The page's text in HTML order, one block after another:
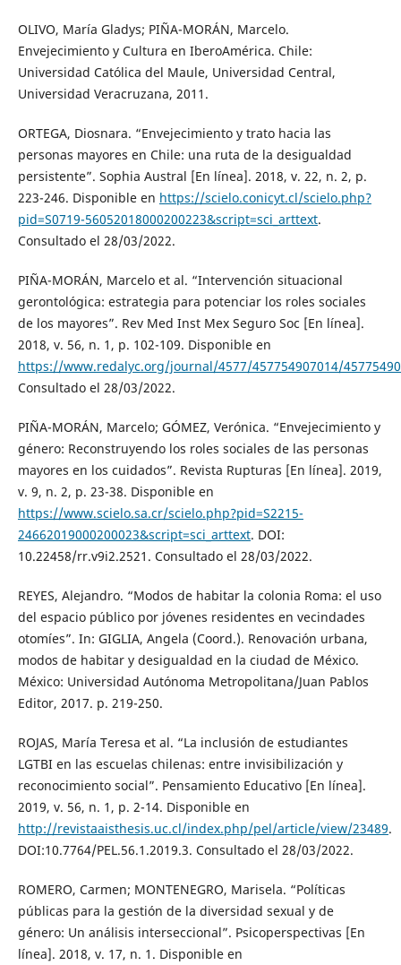
OLIVO, María Gladys; PIÑA-MORÁN, Marcelo.
Envejecimiento y Cultura en IberoAmérica. Chile:
Universidad Católica del Maule, Universidad Central,
Universidad Veracruzana, 2011.
ORTEGA, Diosnara. “Envejecimiento y trato hacia las
personas mayores en Chile: una ruta de la desigualdad
persistente”. Sophia Austral [En línea]. 2018, v. 22, n. 2, p.
223-246. Disponible en https://scielo.conicyt.cl/scielo.php?
pid=S0719-56052018000200223&script=sci_arttext.
Consultado el 28/03/2022.
PIÑA-MORÁN, Marcelo et al. “Intervención situacional
gerontológica: estrategia para potenciar los roles sociales
de los mayores”. Rev Med Inst Mex Seguro Soc [En línea].
2018, v. 56, n. 1, p. 102-109. Disponible en
https://www.redalyc.org/journal/4577/457754907014/
Consultado el 28/03/2022.
PIÑA-MORÁN, Marcelo; GÓMEZ, Verónica. “Envejecimiento y
género: Reconstruyendo los roles sociales de las personas
mayores en los cuidados”. Revista Rupturas [En línea]. 2019,
v. 9, n. 2, p. 23-38. Disponible en
https://www.scielo.sa.cr/scielo.php?pid=S2215-
24662019000200023&script=sci_arttext. DOI:
10.22458/rr.v9i2.2521. Consultado el 28/03/2022.
REYES, Alejandro. “Modos de habitar la colonia Roma: el uso
del espacio público por jóvenes residentes en vecindades
otomíes”. In: GIGLIA, Angela (Coord.). Renovación urbana,
modos de habitar y desigualdad en la ciudad de México.
México: Universidad Autónoma Metropolitana/Juan Pablos
Editor, 2017. p. 219-250.
ROJAS, María Teresa et al. “La inclusión de estudiantes
LGTBI en las escuelas chilenas: entre invisibilización y
reconocimiento social”. Pensamiento Educativo [En línea].
2019, v. 56, n. 1, p. 2-14. Disponible en
http://revistaaisthesis.uc.cl/index.php/pel/article/view/23489.
DOI:10.7764/PEL.56.1.2019.3. Consultado el 28/03/2022.
ROMERO, Carmen; MONTENEGRO, Marisela. “Políticas
públicas para la gestión de la diversidad sexual y de
género: Un análisis interseccional”. Psicoperspectivas [En
línea]. 2018, v. 17, n. 1. Disponible en